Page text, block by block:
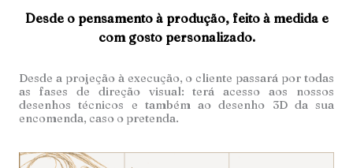
Desde o pensamento à produção, feito à medida e
com gosto personalizado.
Desde a projeção à execução, o cliente passará por todas
as fases de direção visual: terá acesso aos nossos
desenhos técnicos e também ao desenho 3D da sua
encomenda, caso o pretenda.